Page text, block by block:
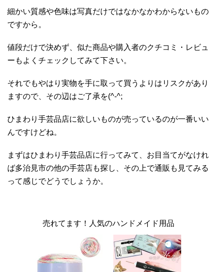
細かい質感や色味は写真だけではなかなかわからないもの
ですから。
値段だけで決めず、似た商品や購入者のクチコミ・レビュ
ーもよくチェックしてみて下さい。
それでもやはり実物を手に取って買うよりはリスクがあり
ますので、その辺はご了承を(^-^;
ひまわり手芸品店に欲しいものが売っているのが一番いい
んですけどね。
まずはひまわり手芸品店に行ってみて、お目当てがなけれ
ば多治見市の他の手芸店も探し、その上で通販も見てみる
って感じでどうでしょうか。
売れてます！人気のハンドメイド用品